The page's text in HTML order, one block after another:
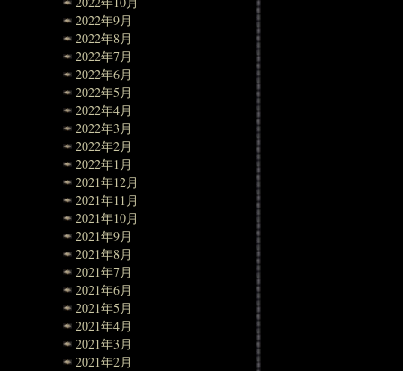
2022年9月
2022年8月
2022年7月
2022年6月
2022年5月
2022年4月
2022年3月
2022年2月
2022年1月
2021年12月
2021年11月
2021年10月
2021年9月
2021年8月
2021年7月
2021年6月
2021年5月
2021年4月
2021年3月
2021年2月